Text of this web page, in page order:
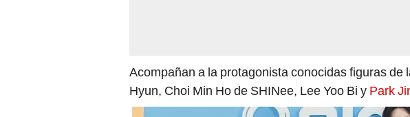
Acompañan a la protagonista conocidas figuras de
Hyun, Choi Min Ho de SHINee, Lee Yoo Bi y Park